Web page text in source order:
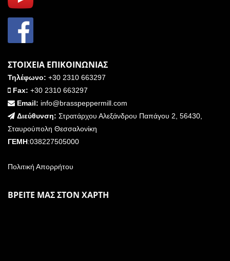
ΣΤΟΙΧΕΙΑ ΕΠΙΚΟΙΝΩΝΙΑΣ
Τηλέφωνο: +30 2310 663297
Fax: +30 2310 663297
Email: info@brasspeppermill.com
Διεύθυνση: Στρατάρχου Αλεξάνδρου Παπάγου 2, 56430,
Σταυρούπολη Θεσσαλονίκη
ΓΕΜΗ:038227505000
Πολιτική Απορρήτου
ΒΡΕΙΤΕ ΜΑΣ ΣΤΟΝ ΧΑΡΤΗ